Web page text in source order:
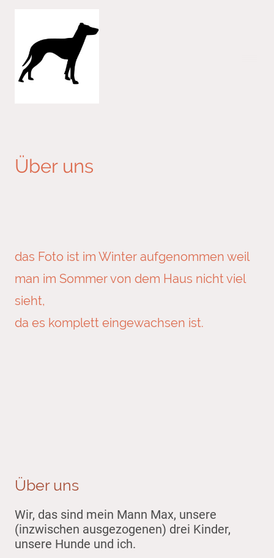
Über uns
das Foto ist im Winter aufgenommen weil
man im Sommer von dem Haus nicht viel
sieht,
da es komplett eingewachsen ist.
Über uns
Wir, das sind mein Mann Max, unsere
(inzwischen ausgezogenen) drei Kinder,
unsere Hunde und ich.